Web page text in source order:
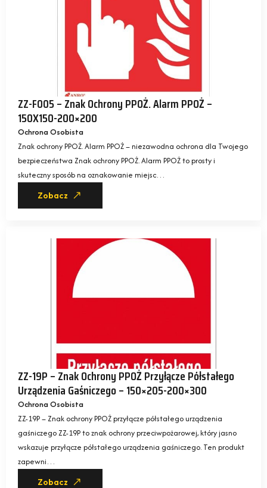
ZZ-F005 – Znak Ochrony PPOŻ. Alarm PPOŻ –
150X150-200×200
Ochrona Osobista
Znak ochrony PPOŻ. Alarm PPOŻ – niezawodna ochrona dla Twojego
bezpieczeństwa Znak ochrony PPOŻ. Alarm PPOŻ to prosty i
skuteczny sposób na oznakowanie miejsc…
Zobacz
ZZ-19P – Znak Ochrony PPOŻ Przyłącze Półstałego
Urządzenia Gaśniczego – 150×205-200×300
Ochrona Osobista
ZZ-19P – Znak ochrony PPOŻ przyłącze półstałego urządzenia
gaśniczego ZZ-19P to znak ochrony przeciwpożarowej, który jasno
wskazuje przyłącze półstałego urządzenia gaśniczego. Ten produkt
zapewni…
Zobacz